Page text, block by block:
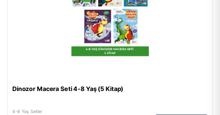
Dinozor Macera Seti 4-8 Yaş (5 Kitap)
4-8 Yaş Setler